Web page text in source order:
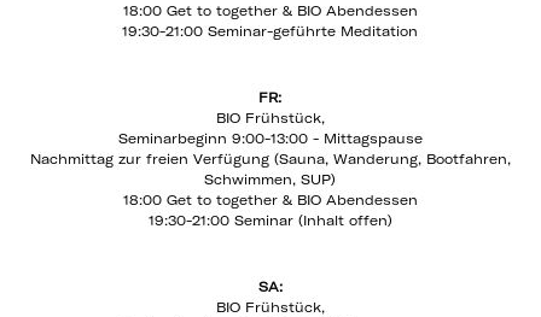
18:00 Get to together & BIO Abendessen
19:30-21:00 Seminar-geführte Meditation
FR:
BIO Frühstück,
Seminarbeginn 9:00-13:00 - Mittagspause
Nachmittag zur freien Verfügung (Sauna, Wanderung, Bootfahren,
Schwimmen, SUP)
18:00 Get to together & BIO Abendessen
19:30-21:00 Seminar (Inhalt offen)
SA:
BIO Frühstück,